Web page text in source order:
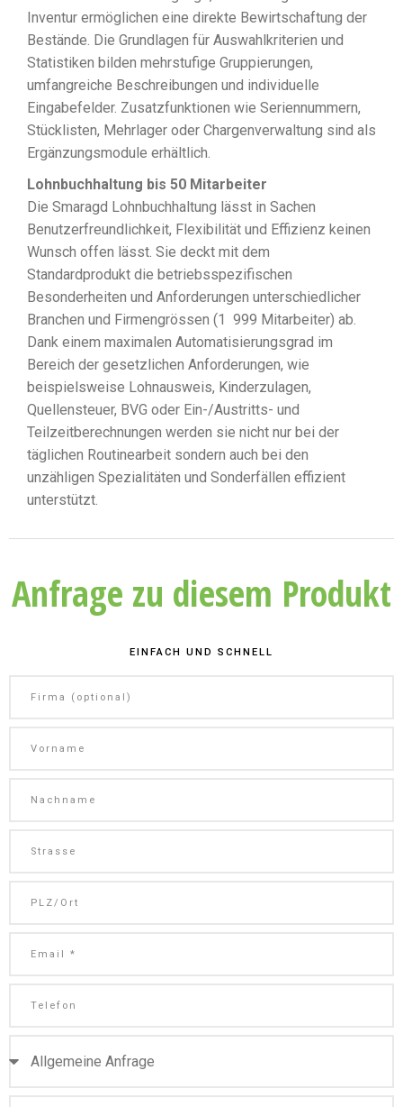
Inventur ermöglichen eine direkte Bewirtschaftung der
Bestände. Die Grundlagen für Auswahlkriterien und
Statistiken bilden mehrstufige Gruppierungen,
umfangreiche Beschreibungen und individuelle
Eingabefelder. Zusatzfunktionen wie Seriennummern,
Stücklisten, Mehrlager oder Chargenverwaltung sind als
Ergänzungsmodule erhältlich.
Lohnbuchhaltung bis 50 Mitarbeiter
Die Smaragd Lohnbuchhaltung lässt in Sachen
Benutzerfreundlichkeit, Flexibilität und Effizienz keinen
Wunsch offen lässt. Sie deckt mit dem
Standardprodukt die betriebsspezifischen
Besonderheiten und Anforderungen unterschiedlicher
Branchen und Firmengrössen (1  999 Mitarbeiter) ab.
Dank einem maximalen Automatisierungsgrad im
Bereich der gesetzlichen Anforderungen, wie
beispielsweise Lohnausweis, Kinderzulagen,
Quellensteuer, BVG oder Ein-/Austritts- und
Teilzeitberechnungen werden sie nicht nur bei der
täglichen Routinearbeit sondern auch bei den
unzähligen Spezialitäten und Sonderfällen effizient
unterstützt.
Anfrage zu diesem Produkt
EINFACH UND SCHNELL